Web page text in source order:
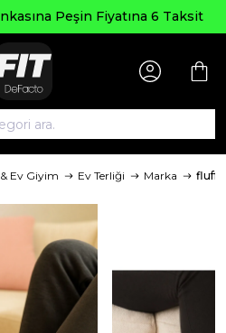
Peşin Fiyatına 6 Taksit
Ev Giyim Ev Terliği Marka fluffy